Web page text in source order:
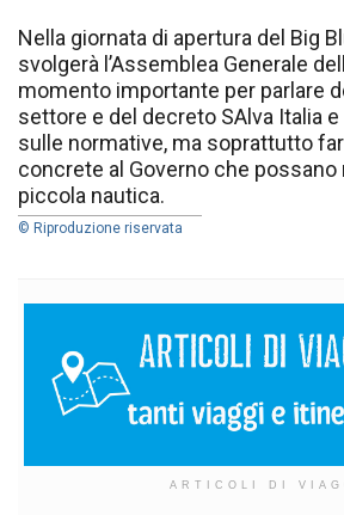
Nella giornata di apertura del Big
svolgerà l’Assemblea Generale
momento importante per parlare
settore e del decreto SAlva Italia
sulle normative, ma soprattutto
concrete al Governo che possano
piccola nautica.
© Riproduzione riservata
ARTICOLI DI